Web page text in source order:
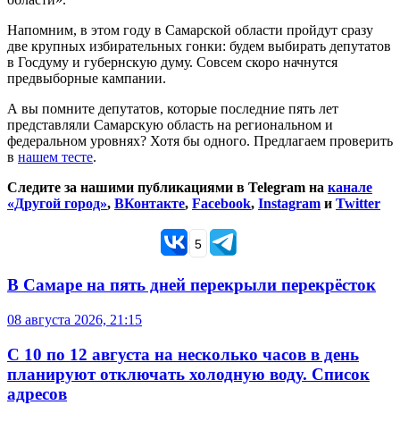
Напомним, в этом году в Самарской области пройдут сразу
две крупных избирательных гонки: будем выбирать депутатов
в Госдуму и губернскую думу. Совсем скоро начнутся
предвыборные кампании.
А вы помните депутатов, которые последние пять лет
представляли Самарскую область на региональном и
федеральном уровнях? Хотя бы одного. Предлагаем проверить
в нашем тесте.
Следите за нашими публикациями в Telegram на канале
«Другой город», ВКонтакте, Facebook, Instagram и Twitter
5
В Самаре на пять дней перекрыли перекрёсток
08 августа 2026, 21:15
С 10 по 12 августа на несколько часов в день
планируют отключать холодную воду. Список
адресов